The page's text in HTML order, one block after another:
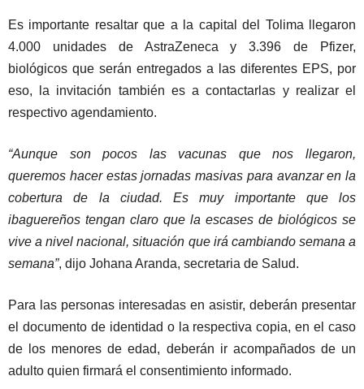
Es importante resaltar que a la capital del Tolima llegaron
4.000 unidades de AstraZeneca y 3.396 de Pfizer,
biológicos que serán entregados a las diferentes EPS, por
eso, la invitación también es a contactarlas y realizar el
respectivo agendamiento.
“Aunque son pocos las vacunas que nos llegaron,
queremos hacer estas jornadas masivas para avanzar en la
cobertura de la ciudad. Es muy importante que los
ibaguereños tengan claro que la escases de biológicos se
vive a nivel nacional, situación que irá cambiando semana a
semana”, dijo Johana Aranda, secretaria de Salud.
Para las personas interesadas en asistir, deberán presentar
el documento de identidad o la respectiva copia, en el caso
de los menores de edad, deberán ir acompañados de un
adulto quien firmará el consentimiento informado.